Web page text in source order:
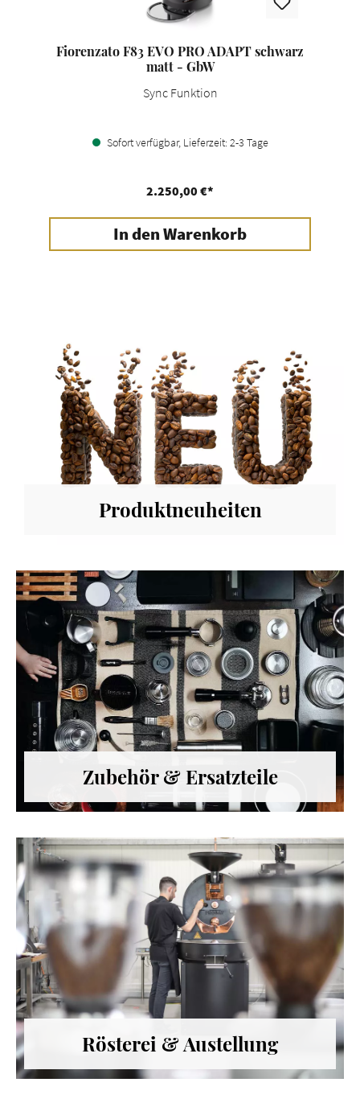
Fiorenzato F83 EVO PRO ADAPT schwarz
matt - GbW
Sync Funktion
Sofort verfügbar, Lieferzeit: 2-3 Tage
2.250,00 €*
In den Warenkorb
Produktneuheiten
Zubehör & Ersatzteile
Rösterei & Austellung